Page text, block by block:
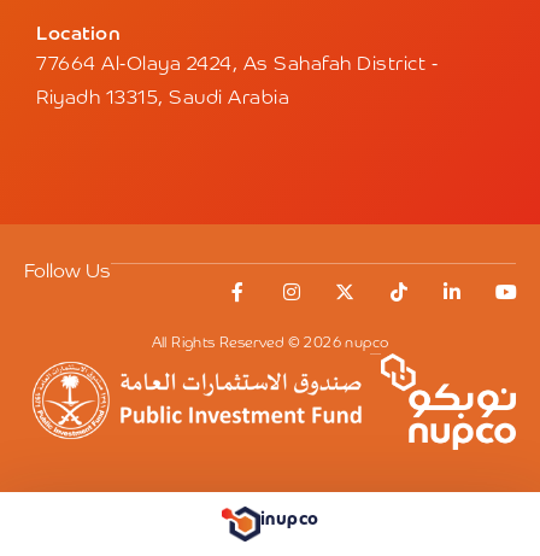
تأمين الأدوية المخدرة والمقيدة رقم
Wed, 09/09/2026inupco